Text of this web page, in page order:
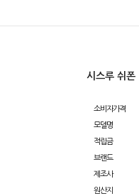
시스루 쉬
소비자가격
모델명
적립금
브랜드
제조사
원산지